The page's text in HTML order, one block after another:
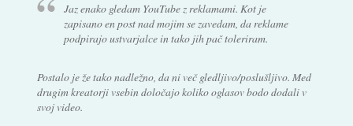
Jaz enako gledam YouTube z reklamami. Kot je
zapisano en post nad mojim se zavedam, da reklame
podpirajo ustvarjalce in tako jih pač toleriram.
Postalo je že tako nadležno, da ni več gledljivo/poslušljivo. Med
drugim kreatorji vsebin določajo koliko oglasov bodo dodali v
svoj video.